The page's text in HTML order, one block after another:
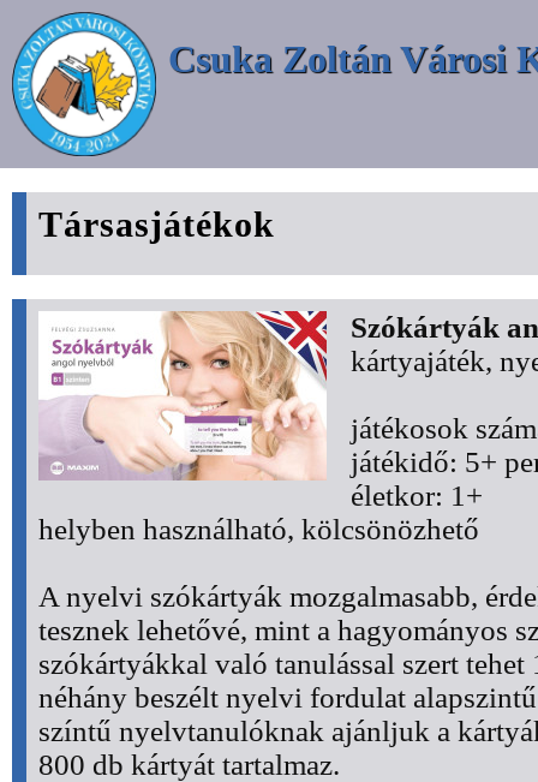
Csuka Zoltán Városi
Társasjátékok
Szókártyák
kártyajáték,
játékosok
játékidő: 5+
életkor: 1+
helyben használható, kölcsönözhető
A nyelvi szókártyák mozgalmasabb,
tesznek lehetővé, mint a hagyományos
szókártyákkal való tanulással szert
néhány beszélt nyelvi fordulat
színtű nyelvtanulóknak ajánljuk a
800 db kártyát tartalmaz.